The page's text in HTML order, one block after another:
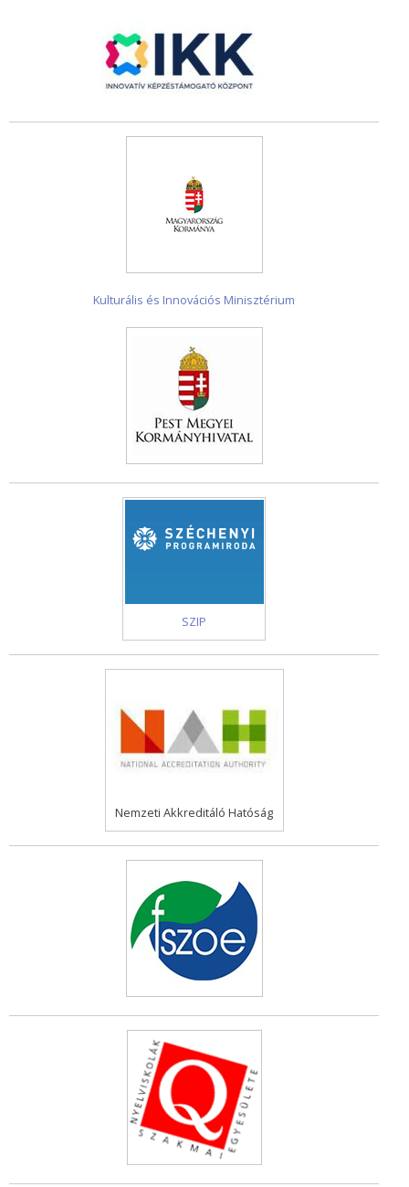
Kulturális és Innovációs Minisztérium
SZIP
Nemzeti Akkreditáló Hatóság